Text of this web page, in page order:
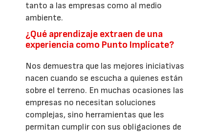
tanto a las empresas como al medio
ambiente.
¿Qué aprendizaje extraen de una
experiencia como Punto Implícate?
Nos demuestra que las mejores iniciativas
nacen cuando se escucha a quienes están
sobre el terreno. En muchas ocasiones las
empresas no necesitan soluciones
complejas, sino herramientas que les
permitan cumplir con sus obligaciones de